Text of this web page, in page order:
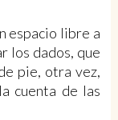
espacio libre a
los dados, que
pie, otra vez,
cuenta de las